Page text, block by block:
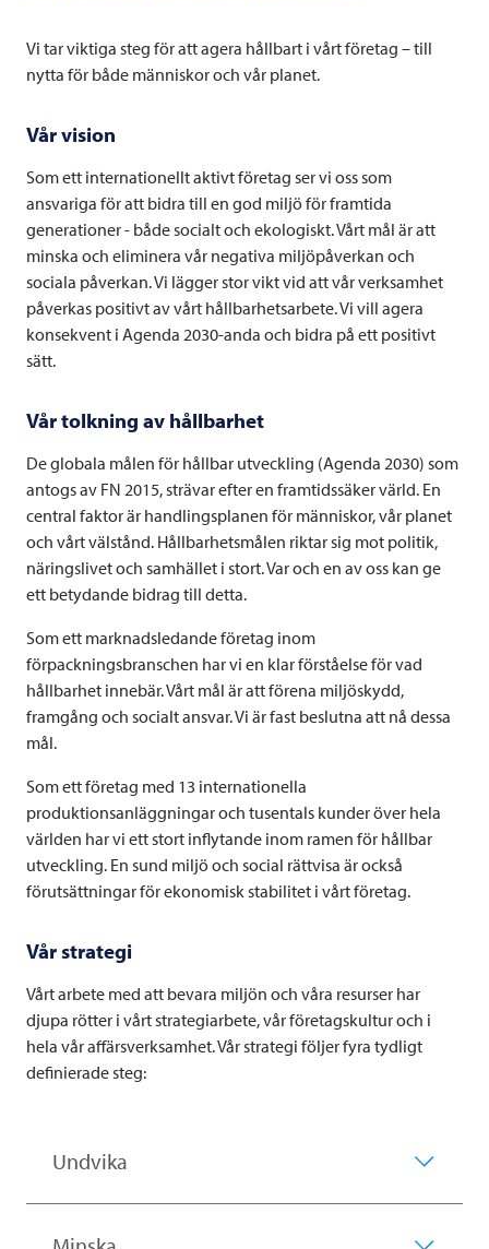
Vi tar viktiga steg för att agera hållbart i vårt företag – till
nytta för både människor och vår planet.
Vår vision
Som ett internationellt aktivt företag ser vi oss som
ansvariga för att bidra till en god miljö för framtida
generationer - både socialt och ekologiskt. Vårt mål är att
minska och eliminera vår negativa miljöpåverkan och
sociala påverkan. Vi lägger stor vikt vid att vår verksamhet
påverkas positivt av vårt hållbarhetsarbete. Vi vill agera
konsekvent i Agenda 2030-anda och bidra på ett positivt
sätt.
Vår tolkning av hållbarhet
De globala målen för hållbar utveckling (Agenda 2030) som
antogs av FN 2015, strävar efter en framtidssäker värld. En
central faktor är handlingsplanen för människor, vår planet
och vårt välstånd. Hållbarhetsmålen riktar sig mot politik,
näringslivet och samhället i stort. Var och en av oss kan ge
ett betydande bidrag till detta.
Som ett marknadsledande företag inom
förpackningsbranschen har vi en klar förståelse för vad
hållbarhet innebär. Vårt mål är att förena miljöskydd,
framgång och socialt ansvar. Vi är fast beslutna att nå dessa
mål.
Som ett företag med 13 internationella
produktionsanläggningar och tusentals kunder över hela
världen har vi ett stort inflytande inom ramen för hållbar
utveckling. En sund miljö och social rättvisa är också
förutsättningar för ekonomisk stabilitet i vårt företag.
Vår strategi
Vårt arbete med att bevara miljön och våra resurser har
djupa rötter i vårt strategiarbete, vår företagskultur och i
hela vår affärsverksamhet. Vår strategi följer fyra tydligt
definierade steg:
Undvika